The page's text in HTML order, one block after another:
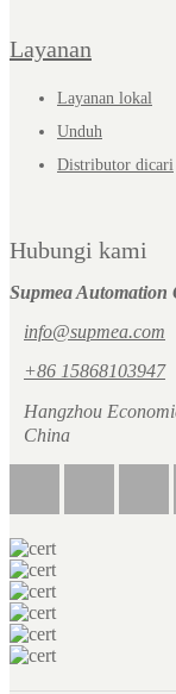
Layanan
Layanan lokal
Unduh
Distributor dicari
Hubungi kami
Supmea Automation
info@supmea.com
+86 15868103947
Hangzhou
China